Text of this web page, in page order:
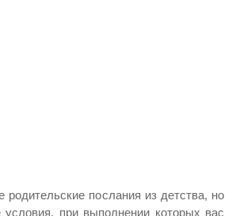
послания из детства, но
при выполнении которых вас